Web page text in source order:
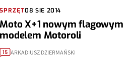
SPRZĘT08 SIE 2014
Moto X+1 nowym flagowym
modelem Motoroli
15 ARKADIUSZ DZIERMAŃSKI